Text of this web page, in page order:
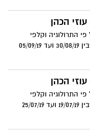
הכהן
התרולוגיה וקלפי
19
הכהן
התרולוגיה וקלפי
19